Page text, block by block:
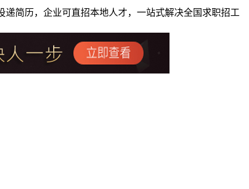
简历，企业可直招本地人才，一站式解决全国求职招工